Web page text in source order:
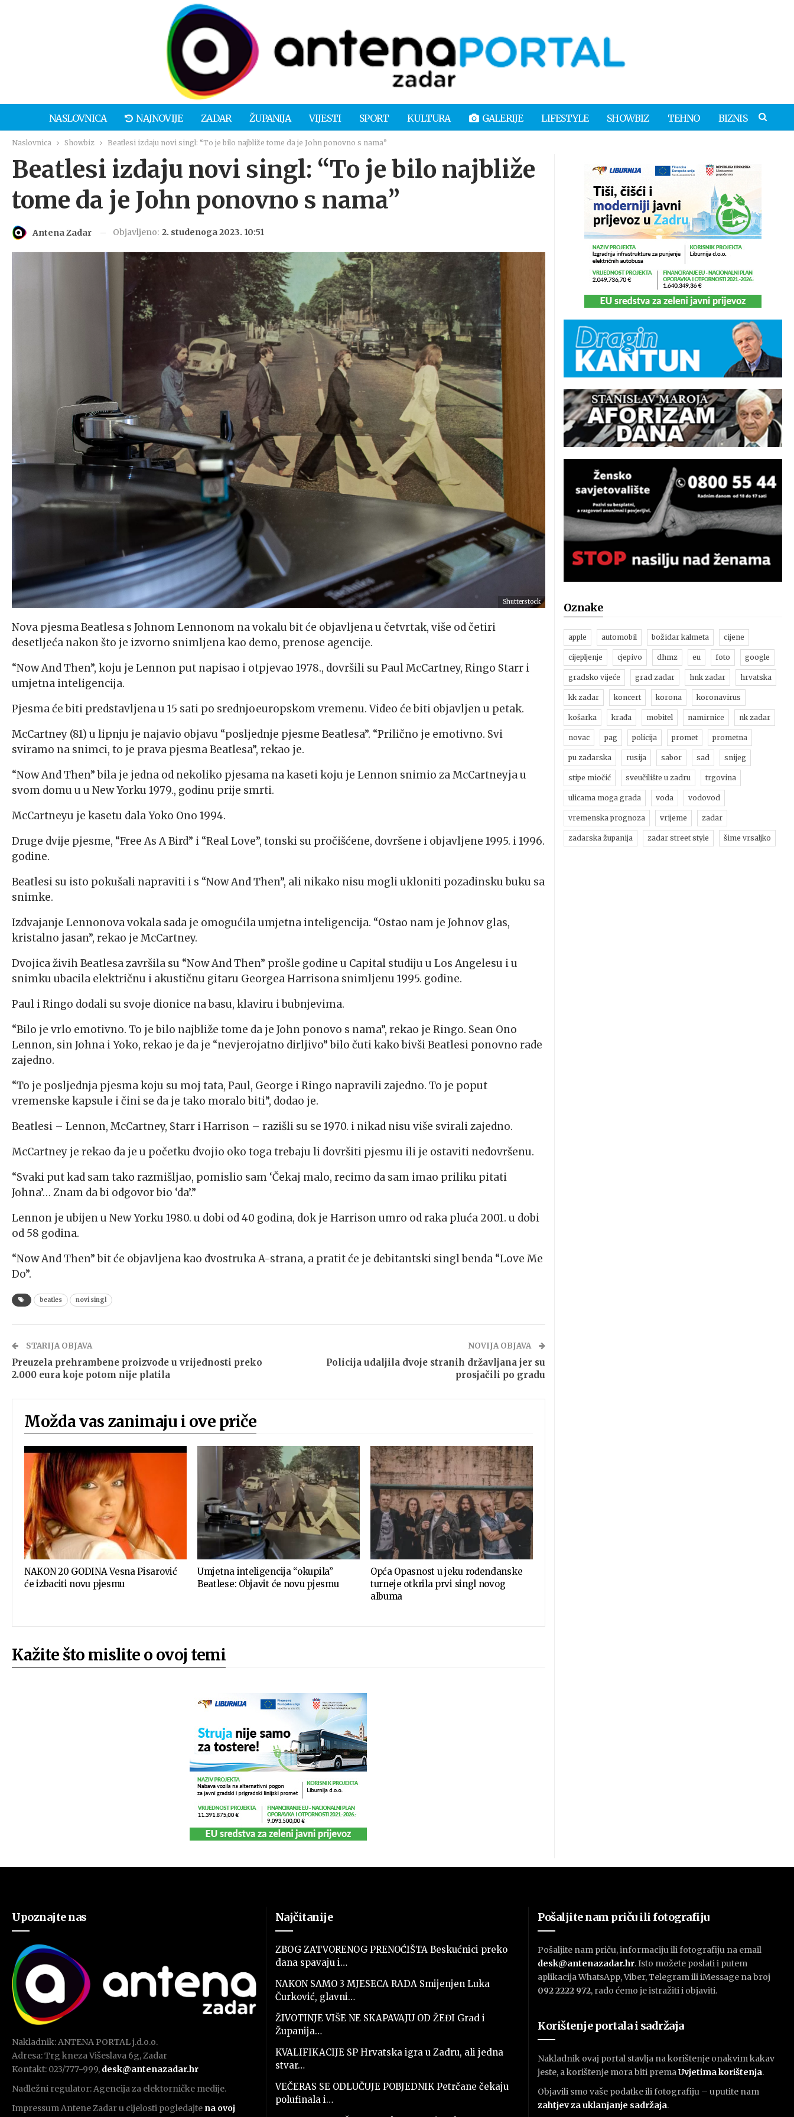
NASLOVNICA NAJNOVIJE ZADAR ŽUPANIJA VIJESTI SPORT KULTURA GALERIJE LIFESTYLE SHOWBIZ TEHNO BIZNIS
Naslovnica Showbiz Beatlesi izdaju novi singl: “To je bilo najbliže tome da je John ponovno s nama”
Beatlesi izdaju novi singl: “To je bilo najbliže
tome da je John ponovno s nama”
Antena Zadar Objavljeno: 2. studenoga 2023. 10:51
Shutterstock
Nova pjesma Beatlesa s Johnom Lennonom na vokalu bit će objavljena u četvrtak, više od četiri
desetljeća nakon što je izvorno snimljena kao demo, prenose agencije.
“Now And Then”, koju je Lennon put napisao i otpjevao 1978., dovršili su Paul McCartney, Ringo Starr i
umjetna inteligencija.
Pjesma će biti predstavljena u 15 sati po srednjoeuropskom vremenu. Video će biti objavljen u petak.
McCartney (81) u lipnju je najavio objavu “posljednje pjesme Beatlesa”. “Prilično je emotivno. Svi
sviramo na snimci, to je prava pjesma Beatlesa”, rekao je.
“Now And Then” bila je jedna od nekoliko pjesama na kaseti koju je Lennon snimio za McCartneyja u
svom domu u u New Yorku 1979., godinu prije smrti.
McCartneyu je kasetu dala Yoko Ono 1994.
Druge dvije pjesme, “Free As A Bird” i “Real Love”, tonski su pročišćene, dovršene i objavljene 1995. i 1996.
godine.
Beatlesi su isto pokušali napraviti i s “Now And Then”, ali nikako nisu mogli ukloniti pozadinsku buku sa
snimke.
Izdvajanje Lennonova vokala sada je omogućila umjetna inteligencija. “Ostao nam je Johnov glas,
kristalno jasan”, rekao je McCartney.
Dvojica živih Beatlesa završila su “Now And Then” prošle godine u Capital studiju u Los Angelesu i u
snimku ubacila električnu i akustičnu gitaru Georgea Harrisona snimljenu 1995. godine.
Paul i Ringo dodali su svoje dionice na basu, klaviru i bubnjevima.
“Bilo je vrlo emotivno. To je bilo najbliže tome da je John ponovo s nama”, rekao je Ringo. Sean Ono
Lennon, sin Johna i Yoko, rekao je da je “nevjerojatno dirljivo” bilo čuti kako bivši Beatlesi ponovno rade
zajedno.
“To je posljednja pjesma koju su moj tata, Paul, George i Ringo napravili zajedno. To je poput
vremenske kapsule i čini se da je tako moralo biti”, dodao je.
Beatlesi – Lennon, McCartney, Starr i Harrison – razišli su se 1970. i nikad nisu više svirali zajedno.
McCartney je rekao da je u početku dvojio oko toga trebaju li dovršiti pjesmu ili je ostaviti nedovršenu.
“Svaki put kad sam tako razmišljao, pomislio sam ‘Čekaj malo, recimo da sam imao priliku pitati
Johna’… Znam da bi odgovor bio ‘da’.”
Lennon je ubijen u New Yorku 1980. u dobi od 40 godina, dok je Harrison umro od raka pluća 2001. u dobi
od 58 godina.
“Now And Then” bit će objavljena kao dvostruka A-strana, a pratit će je debitantski singl benda “Love Me
Do”.
beatles novi singl
STARIJA OBJAVA
Preuzela prehrambene proizvode u vrijednosti preko
2.000 eura koje potom nije platila
NOVIJA OBJAVA
Policija udaljila dvoje stranih državljana jer su
prosjačili po gradu
Možda vas zanimaju i ove priče
NAKON 20 GODINA Vesna Pisarović
će izbaciti novu pjesmu
Umjetna inteligencija “okupila”
Beatlese: Objavit će novu pjesmu
Opća Opasnost u jeku rođendanske
turneje otkrila prvi singl novog
albuma
Kažite što mislite o ovoj temi
Oznake
apple automobil božidar kalmeta cijene
cijepljenje cjepivo dhmz eu foto google
gradsko vijeće grad zadar hnk zadar hrvatska
kk zadar koncert korona koronavirus
košarka krađa mobitel namirnice nk zadar
novac pag policija promet prometna
pu zadarska rusija sabor sad snijeg
stipe miočić sveučilište u zadru trgovina
ulicama moga grada voda vodovod
vremenska prognoza vrijeme zadar
zadarska županija zadar street style šime vrsaljko
Upoznajte nas
Nakladnik: ANTENA PORTAL j.d.o.o.
Adresa: Trg kneza Višeslava 6g, Zadar
Kontakt: 023/777-999, desk@antenazadar.hr
Nadležni regulator: Agencija za elektorničke medije.
Impressum Antene Zadar u cijelosti pogledajte na ovoj
Najčitanije
ZBOG ZATVORENOG PRENOĆIŠTA Beskućnici preko
dana spavaju i…
NAKON SAMO 3 MJESECA RADA Smijenjen Luka
Čurković, glavni…
ŽIVOTINJE VIŠE NE SKAPAVAJU OD ŽEĐI Grad i
Županija…
KVALIFIKACIJE SP Hrvatska igra u Zadru, ali jedna
stvar…
VEČERAS SE ODLUČUJE POBJEDNIK Petrčane čekaju
polufinala i…
Pošaljite nam priču ili fotografiju
Pošaljite nam priču, informaciju ili fotografiju na email
desk@antenazadar.hr. Isto možete poslati i putem
aplikacija WhatsApp, Viber, Telegram ili iMessage na broj
092 2222 972, rado ćemo je istražiti i objaviti.
Korištenje portala i sadržaja
Nakladnik ovaj portal stavlja na korištenje onakvim kakav
jeste, a korištenje mora biti premaUvjetima korištenja.
Objavili smo vaše podatke ili fotografiju – uputite nam
zahtjev za uklanjanje sadržaja.